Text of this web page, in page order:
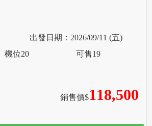
2026/09/11 (五)
銷售價$118,500
機位20 可售19